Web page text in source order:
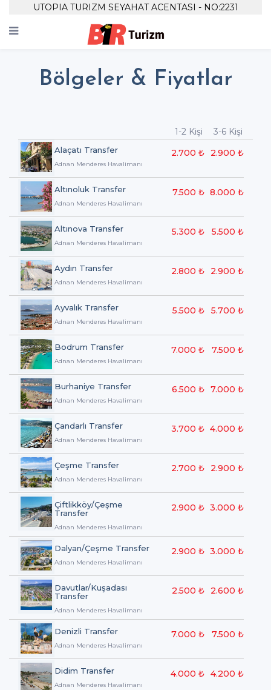
UTOPIA TURIZM SEYAHAT ACENTASI - NO:2231
Bölgeler & Fiyatlar
1-2 Kişi 3-6 Kişi
Alaçatı Transfer
Adnan Menderes Havalimanı
2.700 ₺ 2.900 ₺
Altınoluk Transfer
Adnan Menderes Havalimanı
7.500 ₺ 8.000 ₺
Altınova Transfer
Adnan Menderes Havalimanı
5.300 ₺ 5.500 ₺
Aydın Transfer
Adnan Menderes Havalimanı
2.800 ₺ 2.900 ₺
Ayvalık Transfer
Adnan Menderes Havalimanı
5.500 ₺ 5.700 ₺
Bodrum Transfer
Adnan Menderes Havalimanı
7.000 ₺ 7.500 ₺
Burhaniye Transfer
Adnan Menderes Havalimanı
6.500 ₺ 7.000 ₺
Çandarlı Transfer
Adnan Menderes Havalimanı
3.700 ₺ 4.000 ₺
Çeşme Transfer
Adnan Menderes Havalimanı
2.700 ₺ 2.900 ₺
Çiftlikköy/Çeşme
Transfer
Adnan Menderes Havalimanı
2.900 ₺ 3.000 ₺
Dalyan/Çeşme Transfer
Adnan Menderes Havalimanı
2.900 ₺ 3.000 ₺
Davutlar/Kuşadası
Transfer
Adnan Menderes Havalimanı
2.500 ₺ 2.600 ₺
Denizli Transfer
Adnan Menderes Havalimanı
7.000 ₺ 7.500 ₺
Didim Transfer
Adnan Menderes Havalimanı
4.000 ₺ 4.200 ₺